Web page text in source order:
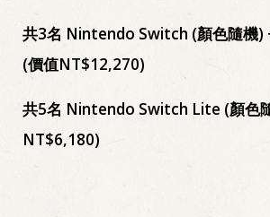
共3名 Nintendo Switch (顏色隨機)
(價值NT$12,270)
共5名 Nintendo Switch Lite (顏色
NT$6,180)